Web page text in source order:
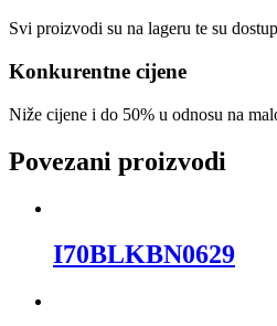
Svi proizvodi su na lageru te su
Konkurentne cijene
Niže cijene i do 50% u odnosu na
Povezani proizvodi
I70BLKBN0629